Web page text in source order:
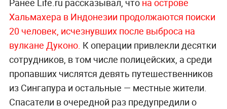
Ранее Life.ru рассказывал, что на острове
Хальмахера в Индонезии продолжаются поиски
20 человек, исчезнувших после выброса на
вулкане Дуконо. К операции привлекли десятки
сотрудников, в том числе полицейских, а среди
пропавших числятся девять путешественников
из Сингапура и остальные — местные жители.
Спасатели в очередной раз предупредили о